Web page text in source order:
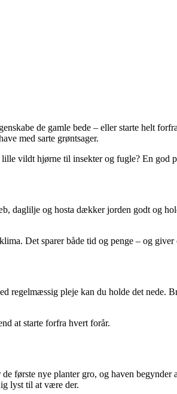
de gamle bede – eller starte helt
med sarte grøntsager.
vildt hjørne til insekter og fugle? En god
daglilje og hosta dækker jorden godt og
Det sparer både tid og penge – og
pleje kan du holde det nede.
at starte forfra hvert forår.
første nye planter gro, og haven
lyst til at være der.